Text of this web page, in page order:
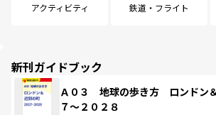
アクティビティ 鉄道・フライト
新刊ガイドブック
Ａ０３ 地球の歩き方 ロンドン
７～２０２８